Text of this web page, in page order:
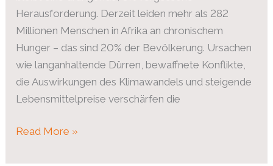
Herausforderung. Derzeit leiden mehr als 282
Millionen Menschen in Afrika an chronischem
Hunger – das sind 20% der Bevölkerung. Ursachen
wie langanhaltende Dürren, bewaffnete Konflikte,
die Auswirkungen des Klimawandels und steigende
Lebensmittelpreise verschärfen die
Read More »